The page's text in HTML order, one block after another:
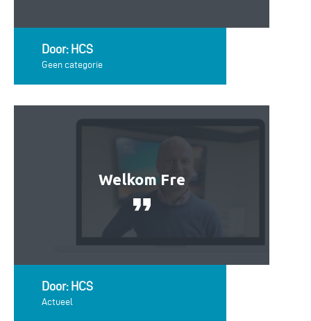
Door: HCS
Geen categorie
Welkom Fre
Door: HCS
Actueel